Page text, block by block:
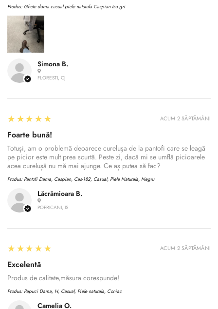
Simona B.
FLORESTI, CJ
Produs: Ghete dama casual piele naturala Caspian Iza gri
Lăcrămioara B.
POPRICANI, IS
5
★★★★★
Foarte bună!
Totuși, am o problemă deoarece curelușa de la pantofi care se leagă
pe picior este mult prea scurtă. Peste zi, dacă mi se umflă picioarele
acea curelușă nu mă mai ajunge. Ce aș putea să fac?
Produs: Pantofi Dama, Caspian, Cas-182, Casual, Piele Naturala, Negru
ACUM 2 SĂPTĂMÂNI
Camelia O.
5
★★★★★
Excelentă
Produs de calitate,măsura corespunde!
Produs: Papuci Dama, H, Casual, Piele naturala, Coniac
ACUM 2 SĂPTĂMÂNI